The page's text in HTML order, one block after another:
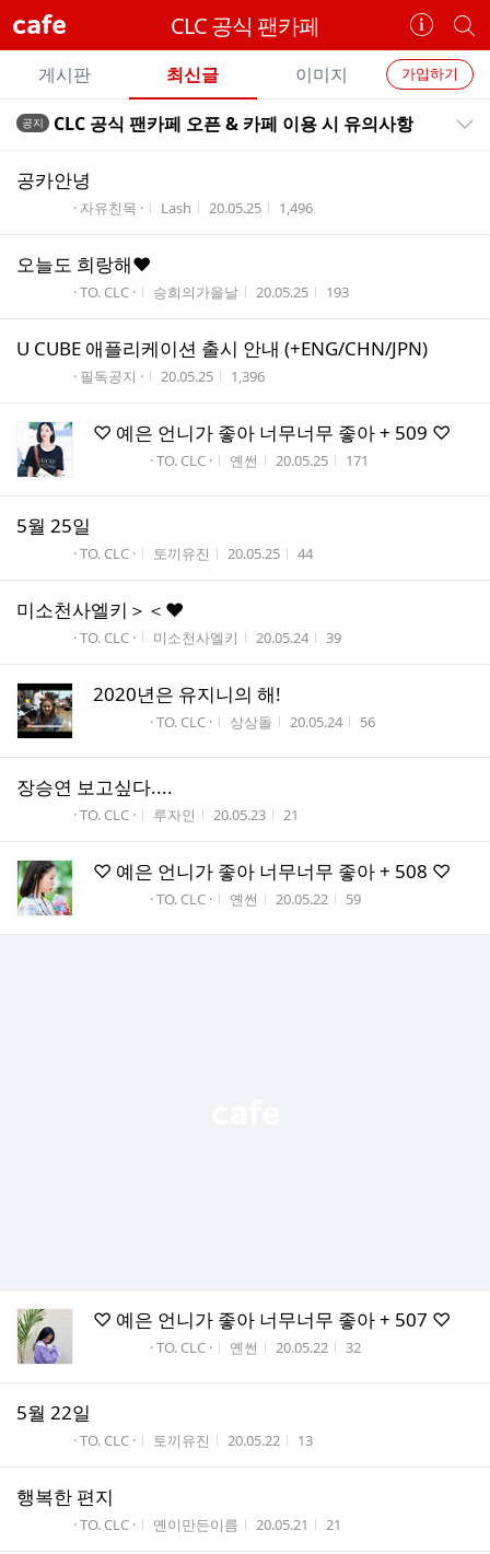
cafe CLC 공식 팬카페
카
페
정
보
보
기
개
별
카
페
검
카
페
뉴
가입하기
게시판 최신글 이미지
전
글
트
공지 CLC 공식 팬카페 오픈 & 카페 이용 시 유의사항
공카안녕
· 자유친목 · 작성자
Lash 작성시간
20.05.25 조회수
1,496
오늘도 희랑해❤
· TO. CLC · 작성자
승희의가을날 작성시간
20.05.25 조회수
193
U CUBE 애플리케이션 출시 안내 (+ENG/CHN/JPN)
· 필독공지 · 작성시간
20.05.25 조회수
1,396
♡ 예은 언니가 좋아 너무너무 좋아 + 509 ♡
· TO. CLC · 작성자
옌썬 작성시간
20.05.25 조회수
171
5월 25일
· TO. CLC · 작성자
토끼유진 작성시간
20.05.25 조회수
44
미소천사엘키＞＜♥
· TO. CLC · 작성자
미소천사엘키 작성시간
20.05.24 조회수
39
2020년은 유지니의 해!
· TO. CLC · 작성자
상상돌 작성시간
20.05.24 조회수
56
장승연 보고싶다....
· TO. CLC · 작성자
루자인 작성시간
20.05.23 조회수
21
♡ 예은 언니가 좋아 너무너무 좋아 + 508 ♡
· TO. CLC · 작성자
옌썬 작성시간
20.05.22 조회수
59
♡ 예은 언니가 좋아 너무너무 좋아 + 507 ♡
· TO. CLC · 작성자
옌썬 작성시간
20.05.22 조회수
32
5월 22일
· TO. CLC · 작성자
토끼유진 작성시간
20.05.22 조회수
13
행복한 편지
· TO. CLC · 작성자
옌이만든이름 작성시간
20.05.21 조회수
21